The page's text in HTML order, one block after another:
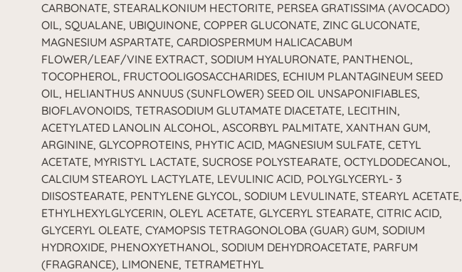
CARBONATE, STEARALKONIUM HECTORITE, PERSEA GRATISSIMA (AVOCADO)
OIL, SQUALANE, UBIQUINONE, COPPER GLUCONATE, ZINC GLUCONATE,
MAGNESIUM ASPARTATE, CARDIOSPERMUM HALICACABUM
FLOWER/LEAF/VINE EXTRACT, SODIUM HYALURONATE, PANTHENOL,
TOCOPHEROL, FRUCTOOLIGOSACCHARIDES, ECHIUM PLANTAGINEUM SEED
OIL, HELIANTHUS ANNUUS (SUNFLOWER) SEED OIL UNSAPONIFIABLES,
BIOFLAVONOIDS, TETRASODIUM GLUTAMATE DIACETATE, LECITHIN,
ACETYLATED LANOLIN ALCOHOL, ASCORBYL PALMITATE, XANTHAN GUM,
ARGININE, GLYCOPROTEINS, PHYTIC ACID, MAGNESIUM SULFATE, CETYL
ACETATE, MYRISTYL LACTATE, SUCROSE POLYSTEARATE, OCTYLDODECANOL,
CALCIUM STEAROYL LACTYLATE, LEVULINIC ACID, POLYGLYCERYL- 3
DIISOSTEARATE, PENTYLENE GLYCOL, SODIUM LEVULINATE, STEARYL ACETATE,
ETHYLHEXYLGLYCERIN, OLEYL ACETATE, GLYCERYL STEARATE, CITRIC ACID,
GLYCERYL OLEATE, CYAMOPSIS TETRAGONOLOBA (GUAR) GUM, SODIUM
HYDROXIDE, PHENOXYETHANOL, SODIUM DEHYDROACETATE, PARFUM
(FRAGRANCE), LIMONENE, TETRAMETHYL